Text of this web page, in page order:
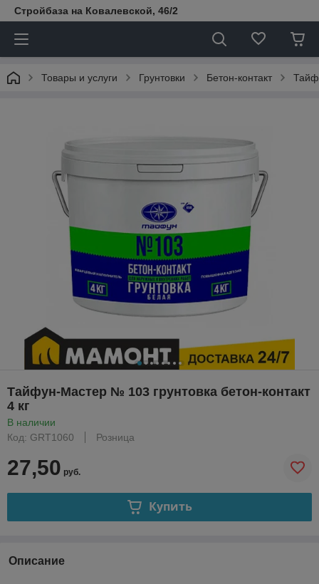
Стройбаза на Ковалевской, 46/2
Товары и услуги Грунтовки Бетон-контакт
Тайфун-Мастер № 103 грунтовка бетон-контакт
4 кг
В наличии
Код: GRT1060
Розница
27,50 руб.
Купить
Описание